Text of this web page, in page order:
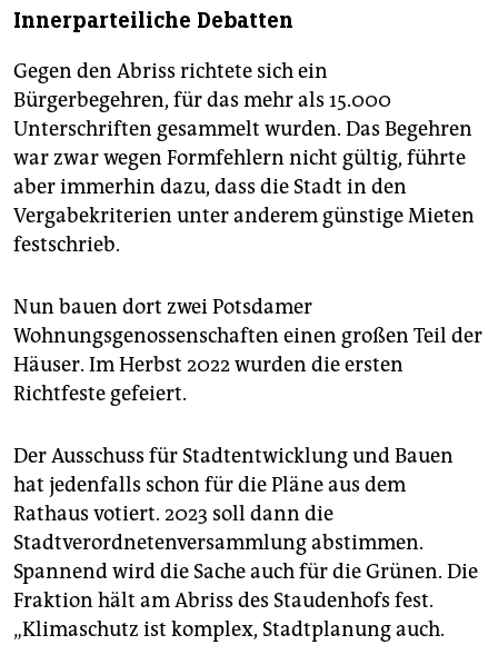
Innerparteiliche Debatten
Gegen den Abriss richtete sich ein
Bürgerbegehren, für das mehr als 15.000
Unterschriften gesammelt wurden. Das Begehren
war zwar wegen Formfehlern nicht gültig, führte
aber immerhin dazu, dass die Stadt in den
Vergabekriterien unter anderem günstige Mieten
festschrieb.
Nun bauen dort zwei Potsdamer
Wohnungsgenossenschaften einen großen Teil der
Häuser. Im Herbst 2022 wurden die ersten
Richtfeste gefeiert.
Der Ausschuss für Stadtentwicklung und Bauen
hat jedenfalls schon für die Pläne aus dem
Rathaus votiert. 2023 soll dann die
Stadtverordnetenversammlung abstimmen.
Spannend wird die Sache auch für die Grünen. Die
Fraktion hält am Abriss des Staudenhofs fest.
„Klimaschutz ist komplex, Stadtplanung auch.